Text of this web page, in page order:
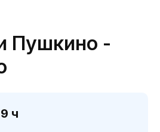
Пушкино -
ч